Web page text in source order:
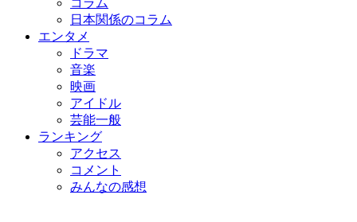
日本関係のコラム
エンタメ
ドラマ
音楽
映画
アイドル
芸能一般
ランキング
アクセス
コメント
みんなの感想